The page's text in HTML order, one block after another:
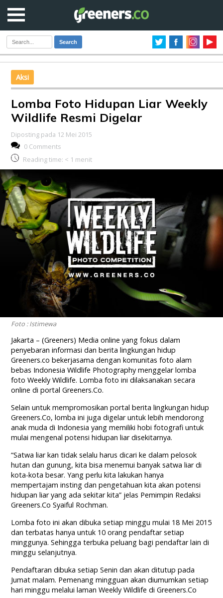
Search
Aksi
Lomba Foto Hidupan Liar Weekly
Wildlife Resmi Digelar
Diposting pada 12 Mei 2015
0 Comments
Reading time: < 1 menit
Foto : Istimewa
Jakarta – (Greeners) Media online yang fokus dalam
penyebaran informasi dan berita lingkungan hidup
Greeners.co bekerjasama dengan komunitas foto alam
bebas Indonesia Wildlife Photography menggelar lomba
foto Weekly Wildlife. Lomba foto ini dilaksanakan secara
online di portal Greeners.Co.
Selain untuk mempromosikan portal berita lingkungan hidup
Greeners.Co, lomba ini juga digelar untuk lebih mendorong
anak muda di Indonesia yang memiliki hobi fotografi untuk
mulai mengenal potensi hidupan liar disekitarnya.
“Satwa liar kan tidak selalu harus dicari ke dalam pelosok
hutan dan gunung, kita bisa menemui banyak satwa liar di
kota-kota besar. Yang perlu kita lakukan hanya
mempertajam insting dan pengetahuan kita akan potensi
hidupan liar yang ada sekitar kita” jelas Pemimpin Redaksi
Greeners.Co Syaiful Rochman.
Lomba foto ini akan dibuka setiap minggu mulai 18 Mei 2015
dan terbatas hanya untuk 10 orang pendaftar setiap
minggunya. Sehingga terbuka peluang bagi pendaftar lain di
minggu selanjutnya.
Pendaftaran dibuka setiap Senin dan akan ditutup pada
Jumat malam. Pemenang mingguan akan diumumkan setiap
hari minggu melalui laman Weekly Wildlife di Greeners.Co